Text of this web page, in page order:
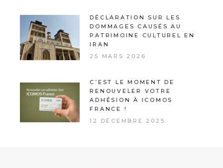
DÉCLARATION SUR LES
DOMMAGES CAUSÉS AU
PATRIMOINE CULTUREL EN
IRAN
25 MARS 2026
C’EST LE MOMENT DE
RENOUVELER VOTRE
ADHÉSION À ICOMOS
FRANCE !
12 DÉCEMBRE 2025